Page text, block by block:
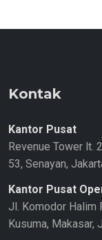
Kontak
Kantor Pusat
Revenue Tower lt.
53, Senayan,
Kantor Pusat
Jl. Komodor Halim
Kusuma, Makasar,